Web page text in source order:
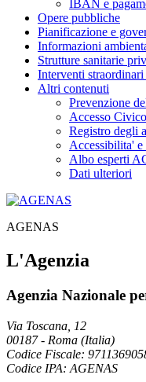
IBAN e
Opere pubbliche
Pianificazione e
Informazioni
Strutture sanitarie
Interventi straordinari
Altri contenuti
Prevenzione
Accesso Civico
Registro degli
Accessibilita' e
Albo esperti
Dati ulteriori
AGENAS
L'Agenzia
Agenzia Nazionale
Via Toscana, 12
00187- Roma (Italia)
Codice Fiscale:
Codice IPA: AGENAS